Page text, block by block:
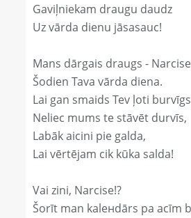
Gaviļniekam draugu daudz
Uz vārda dienu jāsasauc!
Mans dārgais draugs -
Šodien Tava vārda diena.
Lai gan smaids Tev ļoti
Neliec mums te stāvēt durvīs,
Labāk aicini pie galda,
Lai vērtējam cik kūka salda!
Vai zini, Narcise!?
Šorīt man kaleнdārs pa acīm